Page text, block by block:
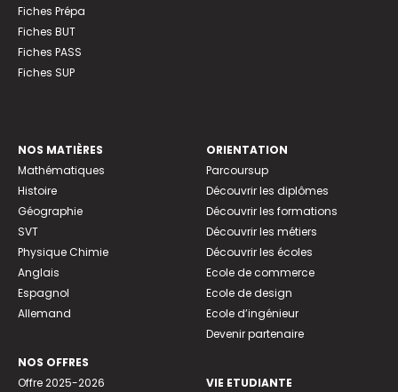
Fiches Prépa
Fiches BUT
Fiches PASS
Fiches SUP
NOS MATIÈRES
Mathématiques
Histoire
Géographie
SVT
Physique Chimie
Anglais
Espagnol
Allemand
NOS OFFRES
Offre 2025-2026
ORIENTATION
Parcoursup
Découvrir les diplômes
Découvrir les formations
Découvrir les métiers
Découvrir les écoles
Ecole de commerce
Ecole de design
Ecole d’ingénieur
Devenir partenaire
VIE ETUDIANTE